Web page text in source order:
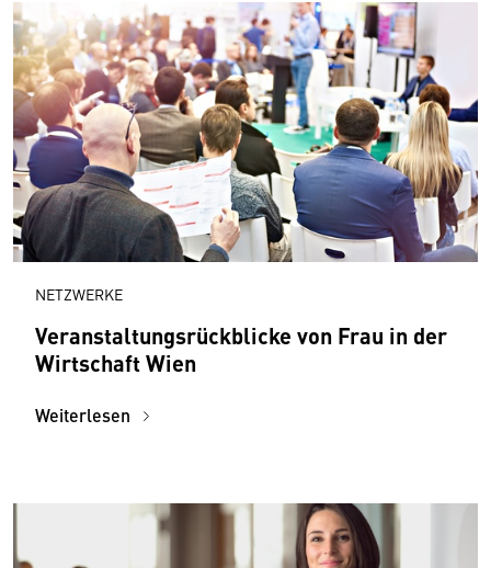
NETZWERKE
Veranstaltungsrückblicke von Frau in der
Wirtschaft Wien
Weiterlesen